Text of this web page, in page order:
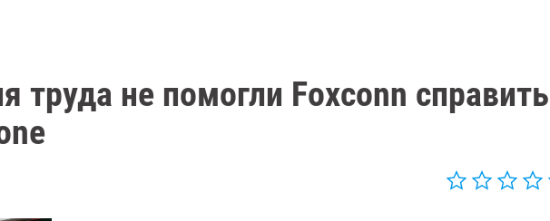
труда не помогли Foxconn